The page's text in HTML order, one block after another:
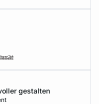
gestalten